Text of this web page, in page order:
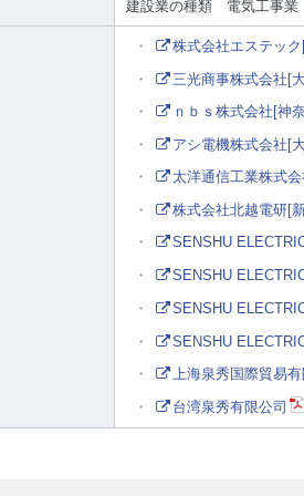
建設業の種類 電気工事
株式会社エステッ
三光商事株式会社[
ｎｂｓ株式会社[神
アシ電機株式会社[
太洋通信工業株式
株式会社北越電研[
SENSHU
SENSHU
SENSHU
SENSHU
上海泉秀国際貿易有
台湾泉秀有限公司